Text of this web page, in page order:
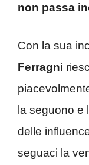
non passa
Con la sua
Ferragni
la seguono e
delle
seguaci la